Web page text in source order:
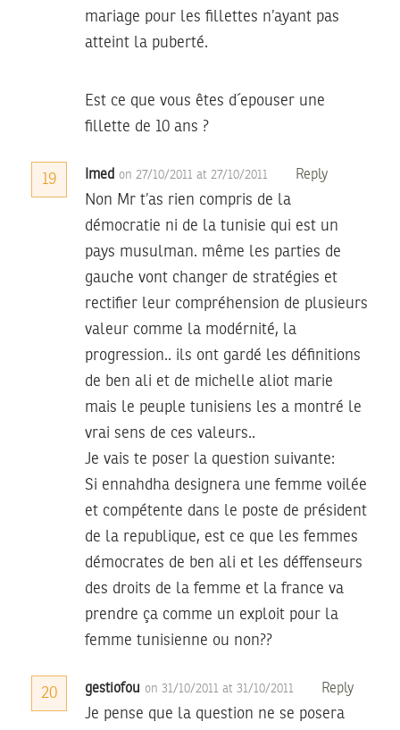
mariage pour les fillettes n’ayant pas
atteint la puberté.
Est ce que vous êtes d´epouser une
fillette de 10 ans ?
19 Imed on 27/10/2011 at 27/10/2011 Reply
Non Mr t’as rien compris de la
démocratie ni de la tunisie qui est un
pays musulman. même les parties de
gauche vont changer de stratégies et
rectifier leur compréhension de plusieurs
valeur comme la modérnité, la
progression.. ils ont gardé les définitions
de ben ali et de michelle aliot marie
mais le peuple tunisiens les a montré le
vrai sens de ces valeurs..
Je vais te poser la question suivante:
Si ennahdha designera une femme voilée
et compétente dans le poste de président
de la republique, est ce que les femmes
démocrates de ben ali et les déffenseurs
des droits de la femme et la france va
prendre ça comme un exploit pour la
femme tunisienne ou non??
20 gestiofou on 31/10/2011 at 31/10/2011 Reply
Je pense que la question ne se posera